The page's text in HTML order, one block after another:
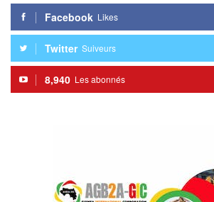
Facebook Likes
Twitter Suiveurs
8,940 Les abonnés